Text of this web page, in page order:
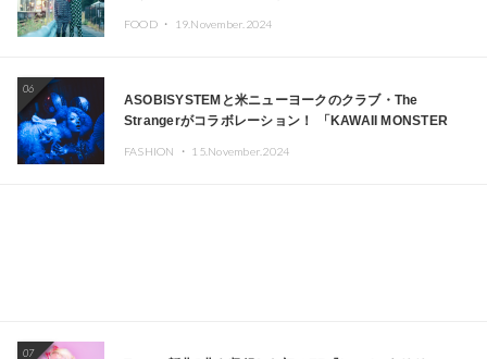
FOOD ・ 19.November.2024
06
ASOBISYSTEMと米ニューヨークのクラブ・The
Strangerがコラボレーション！ 「KAWAII MONSTER
FASHION ・ 15.November.2024
07